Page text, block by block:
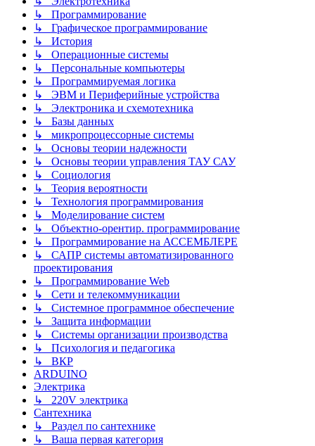
↳ Программирование
↳ Графическое программирование
↳ История
↳ Операционные системы
↳ Персональные компьютеры
↳ Программируемая логика
↳ ЭВМ и Периферийные устройства
↳ Электроника и схемотехника
↳ Базы данных
↳ микропроцессорные системы
↳ Основы теории надежности
↳ Основы теории управления ТАУ САУ
↳ Социология
↳ Теория вероятности
↳ Технология программирования
↳ Моделирование систем
↳ Объектно-орентир. программирование
↳ Программирование на АССЕМБЛЕРЕ
↳ САПР системы автоматизированного
проектирования
↳ Программирование Web
↳ Сети и телекоммуникации
↳ Системное программное обеспечение
↳ Защита информации
↳ Системы организации производства
↳ Психология и педагогика
↳ ВКР
ARDUINO
Электрика
↳ 220V электрика
Сантехника
↳ Раздел по сантехнике
↳ Ваша первая категория